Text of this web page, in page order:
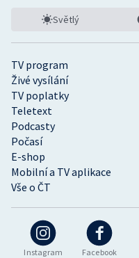
Instagram Facebook
TV program
Živé vysílání
TV poplatky
Teletext
Podcasty
Počasí
E-shop
Mobilní a TV aplikace
Vše o ČT
Světlý